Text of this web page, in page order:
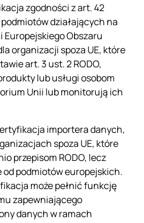
zgodności z art. 42
działających na
Europejskiego Obszaru
organizacji spoza UE, które
art. 3 ust. 2 RODO,
lub usługi osobom
Unii lub monitorują ich
importera danych,
spoza UE, które
przepisom RODO, lecz
podmiotów europejskich.
może pełnić funkcję
zapewniającego
danych w ramach